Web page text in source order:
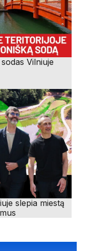
Vilniuje
slepia miestą